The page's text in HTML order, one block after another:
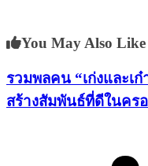
You May Also Like
รวมพลคน “เก่งและเ
สร้างสัมพันธ์ที่ดีในคร